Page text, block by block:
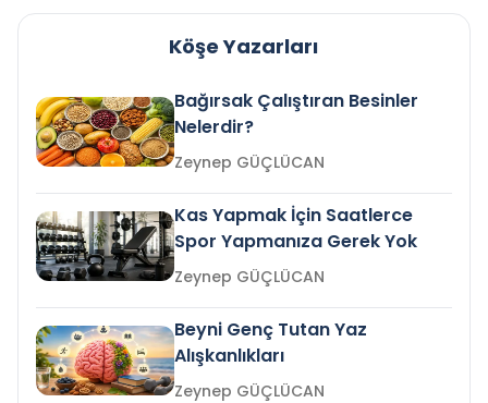
Köşe Yazarları
Bağırsak Çalıştıran Besinler
Nelerdir?
Zeynep GÜÇLÜCAN
Kas Yapmak İçin Saatlerce
Spor Yapmanıza Gerek Yok
Zeynep GÜÇLÜCAN
Beyni Genç Tutan Yaz
Alışkanlıkları
Zeynep GÜÇLÜCAN